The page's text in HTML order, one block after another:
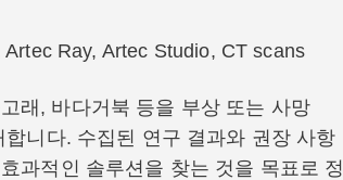
Ray, Artec Studio, CT scans
래, 바다거북 등을 부상 또는 사망
니다. 수집된 연구 결과와 권장 사항
과적인 솔루션을 찾는 것을 목표로 정